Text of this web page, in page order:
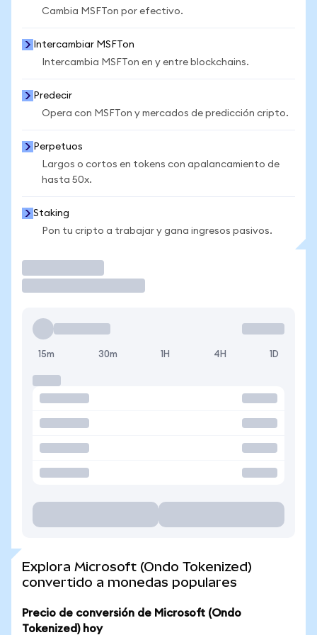
Cambia MSFTon por efectivo.
Intercambiar MSFTon
Intercambia MSFTon en y entre blockchains.
Predecir
Opera con MSFTon y mercados de predicción cripto.
Perpetuos
Largos o cortos en tokens con apalancamiento de
hasta 50x.
Staking
Pon tu cripto a trabajar y gana ingresos pasivos.
15m 30m 1H 4H 1D
Explora Microsoft (Ondo Tokenized)
convertido a monedas populares
Precio de conversión de Microsoft (Ondo
Tokenized) hoy